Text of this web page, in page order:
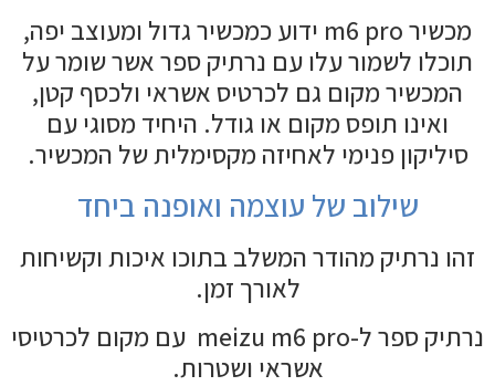
מכשיר m6 pro ידוע כמכשיר גדול ומעוצב יפה,
תוכלו לשמור עלו עם נרתיק ספר אשר שומר על
המכשיר מקום גם לכרטיס אשראי ולכסף קטן,
ואינו תופס מקום או גודל. היחיד מסוגי עם
סיליקון פנימי לאחיזה מקסימלית של המכשיר.
שילוב של עוצמה ואופנה ביחד
זהו נרתיק מהודר המשלב בתוכו איכות וקשיחות
לאורך זמן.
נרתיק ספר ל-meizu m6 pro עם מקום לכרטיסי
אשראי ושטרות.